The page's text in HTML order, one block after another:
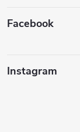
Facebook
Instagram